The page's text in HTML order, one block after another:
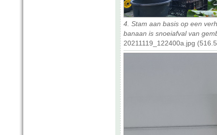
4. Stam aan basis op een
banaan is snoeiafval van
20211119_122400a.jpg